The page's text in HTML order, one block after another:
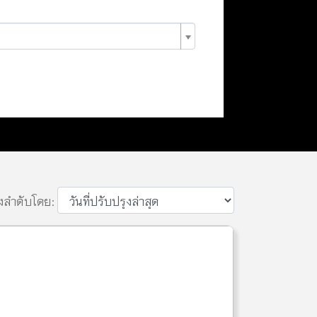
ลำดับโดย: